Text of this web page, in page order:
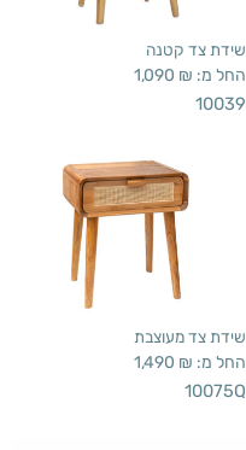
שידת צד קטנה
החל מ: 1,090 ₪
10039
שידת צד מעוצבת
החל מ: 1,490 ₪
10075Q